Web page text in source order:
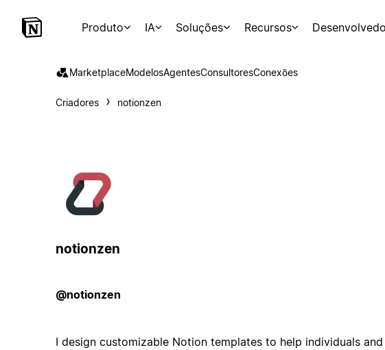
Produto IA Soluções Recursos
MarketplaceModelosAgentesConsultoresConexões
Criadores notionzen
notionzen
@notionzen
I design customizable Notion templates to help individuals